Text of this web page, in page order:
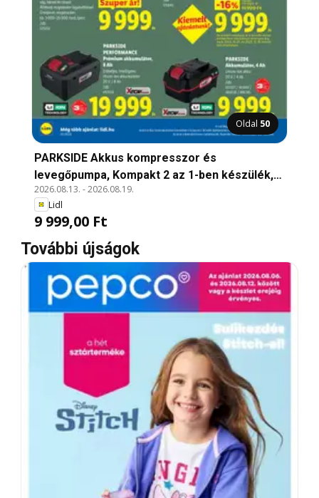
Oldal 50
PARKSIDE Akkus kompresszor és
levegőpumpa, Kompakt 2 az 1-ben készülék,
felfújáshoz és a levegő elszívásához is
alkalmas: kompresszor nagy légnyomáshoz,
levegőpumpa nagy levegőmennyiséghez.
Kompresszor munkanyomása: max. 10 bar.
Levegőpumpa légárama: kb. 380 l/perc.
2026.08.13. -2026.08.19.
Lidl
9 999,00 Ft
További újságok